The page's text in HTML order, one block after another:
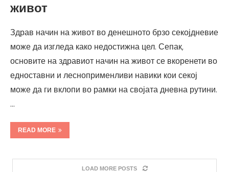
живот
Здрав начин на живот во денешното брзо секојдневие
може да изгледа како недостижна цел. Сепак,
основите на здравиот начин на живот се вкоренети во
едноставни и лесноприменливи навики кои секој
може да ги вклопи во рамки на својата дневна рутини.
…
READ MORE
LOAD MORE POSTS